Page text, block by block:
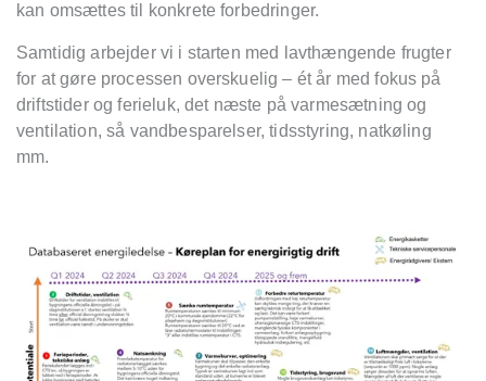
kan omsættes til konkrete forbedringer.
Samtidig arbejder vi i starten med lavthængende frugter
for at gøre processen overskuelig – ét år med fokus på
driftstider og ferieluk, det næste på varmesætning og
ventilation, så vandbesparelser, tidsstyring, natkøling
mm.